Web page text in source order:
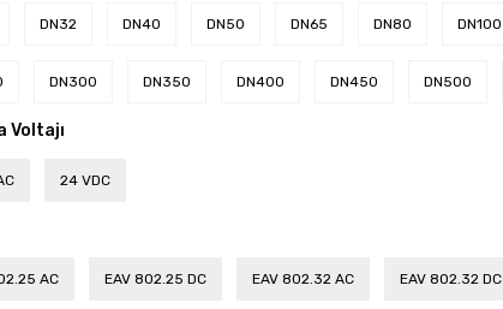
DN32 DN40 DN50 DN65 DN80 DN100
DN300 DN350 DN400 DN450 DN500
Voltajı
24 VDC
AC EAV 802.25 DC EAV 802.32 AC EAV 802.32 DC